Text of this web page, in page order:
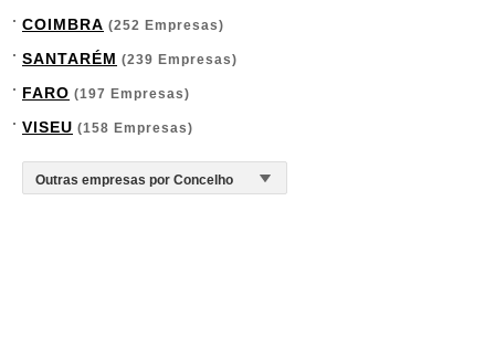
COIMBRA (252 Empresas)
SANTARÉM (239 Empresas)
FARO (197 Empresas)
VISEU (158 Empresas)